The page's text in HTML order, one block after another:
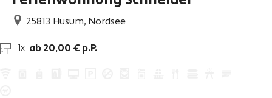
25813 Husum, Nordsee
1x ab 20,00 € p.P.